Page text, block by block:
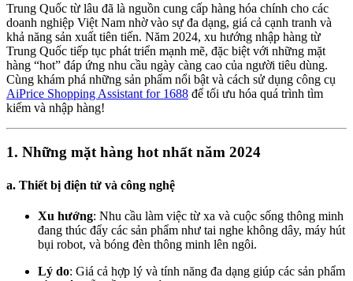
Trung Quốc từ lâu đã là nguồn cung cấp hàng hóa chính cho các
doanh nghiệp Việt Nam nhờ vào sự đa dạng, giá cả cạnh tranh và
khả năng sản xuất tiên tiến. Năm 2024, xu hướng nhập hàng từ
Trung Quốc tiếp tục phát triển mạnh mẽ, đặc biệt với những mặt
hàng “hot” đáp ứng nhu cầu ngày càng cao của người tiêu dùng.
Cùng khám phá những sản phẩm nổi bật và cách sử dụng công cụ
AiPrice Shopping Assistant for 1688 để tối ưu hóa quá trình tìm
kiếm và nhập hàng!
1. Những mặt hàng hot nhất năm 2024
a. Thiết bị điện tử và công nghệ
Xu hướng: Nhu cầu làm việc từ xa và cuộc sống thông minh
đang thúc đẩy các sản phẩm như tai nghe không dây, máy hút
bụi robot, và bóng đèn thông minh lên ngôi.
Lý do: Giá cả hợp lý và tính năng đa dạng giúp các sản phẩm